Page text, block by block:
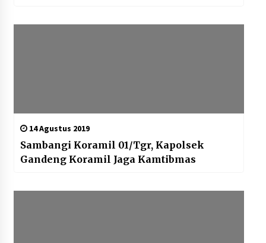
14 Agustus 2019
Sambangi Koramil 01/Tgr, Kapolsek
Gandeng Koramil Jaga Kamtibmas